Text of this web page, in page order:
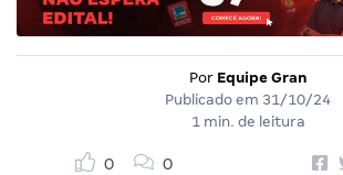
Por Equipe Gran
Publicado em 31/10/24
1 min. de leitura
0 0